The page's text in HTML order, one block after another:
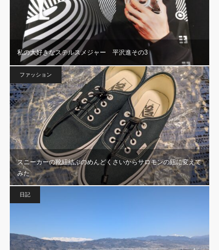
私の大好きなステルスメジャー 平沢進その3
ファッション
スニーカーの靴紐結ぶのめんどくさいからサロモンの紐に変えて
みた
日記